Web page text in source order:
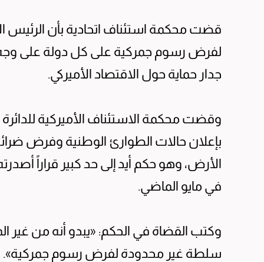
قضت محكمة استئناف اتحادية بأن الرئيس
لفرض رسوم جمركية على كل دولة على وجه
جدار حماية حول الاقتصاد الأميركي.
وقضت محكمة الاستئناف الأميركية للدائرة
بإعلان حالات الطوارئ الوطنية وفرض
الأرض، وهو حكم أيد إلى حد كبير قراراً
في مايو الماضي.
وكتب القضاة في الحكم: «يبدو أنه من غير
سلطة غير محدودة لفرض رسوم جمركية».